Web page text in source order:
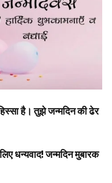
है। तुझे जन्मदिन की ढेर
धन्यवाद! जन्मदिन मुबारक